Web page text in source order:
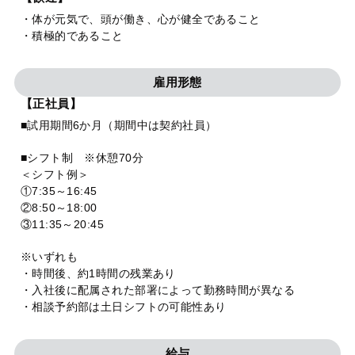
・体が元気で、頭が働き、心が健全であること
・積極的であること
雇用形態
【正社員】
■試用期間6か月（期間中は契約社員）
■シフト制 ※休憩70分
＜シフト例＞
①7:35～16:45
②8:50～18:00
③11:35～20:45
※いずれも
・時間後、約1時間の残業あり
・入社後に配属された部署によって勤務時間が異なる
・相談予約部は土日シフトの可能性あり